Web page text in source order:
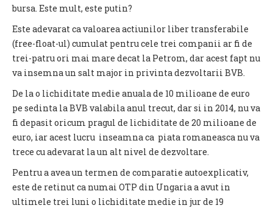
bursa. Este mult, este putin?
Este adevarat ca valoarea actiunilor liber transferabile
(free-float-ul) cumulat pentru cele trei companii ar fi de
trei-patru ori mai mare decat la Petrom, dar acest fapt nu
va insemna un salt major in privinta dezvoltarii BVB.
De la o lichiditate medie anuala de 10 milioane de euro
pe sedinta la BVB valabila anul trecut, dar si in 2014, nu va
fi depasit oricum pragul de lichiditate de 20 milioane de
euro, iar acest lucru inseamna ca piata romaneasca nu va
trece cu adevarat la un alt nivel de dezvoltare.
Pentru a avea un termen de comparatie autoexplicativ,
este de retinut ca numai OTP din Ungaria a avut in
ultimele trei luni o lichiditate medie in jur de 19